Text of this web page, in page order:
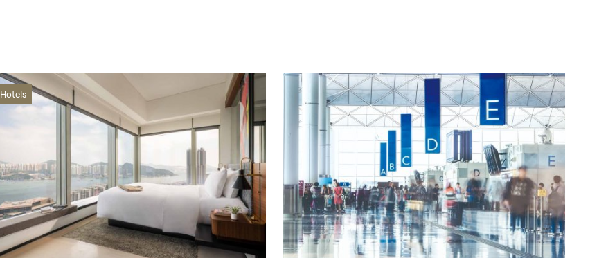
Hotels